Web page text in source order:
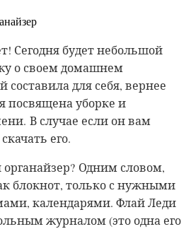
Сегодня будет небольшой
о своем домашнем
составила для себя, вернее
посвящена уборке и
В случае если он вам
его.
Одним словом,
блокнот, только с нужными
календарями. Флай Леди
журналом (это одна его